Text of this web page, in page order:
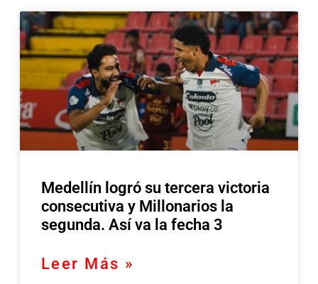
Medellín logró su tercera victoria
consecutiva y Millonarios la
segunda. Así va la fecha 3
Leer Más »